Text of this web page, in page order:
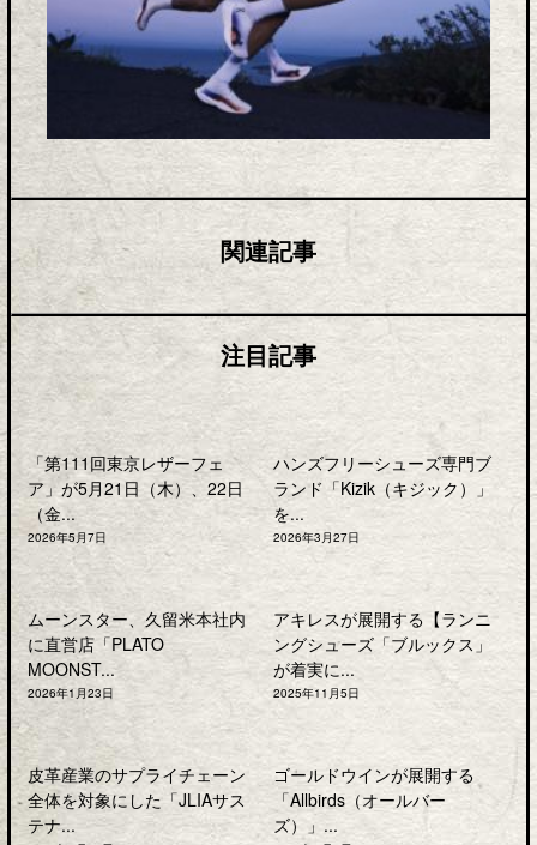
関連記事
注目記事
「第111回東京レザーフェ
ア」が5月21日（木）、22日
（金...
2026年5月7日
ハンズフリーシューズ専門ブ
ランド「Kizik（キジック）」
を...
2026年3月27日
ムーンスター、久留米本社内
に直営店「PLATO
MOONST...
2026年1月23日
アキレスが展開する【ランニ
ングシューズ「ブルックス」
が着実に...
2025年11月5日
皮革産業のサプライチェーン
全体を対象にした「JLIAサス
テナ...
ゴールドウインが展開する
「Allbirds（オールバー
ズ）」...